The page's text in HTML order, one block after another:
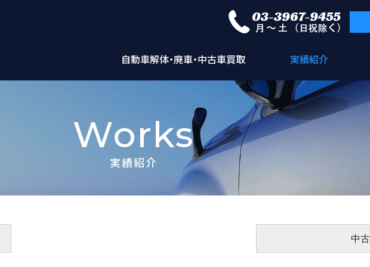
自動車解体・廃車・中古車買取 実績紹介
Works
実績紹介
中